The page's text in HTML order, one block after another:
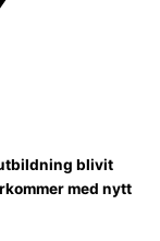
blivit
med nytt